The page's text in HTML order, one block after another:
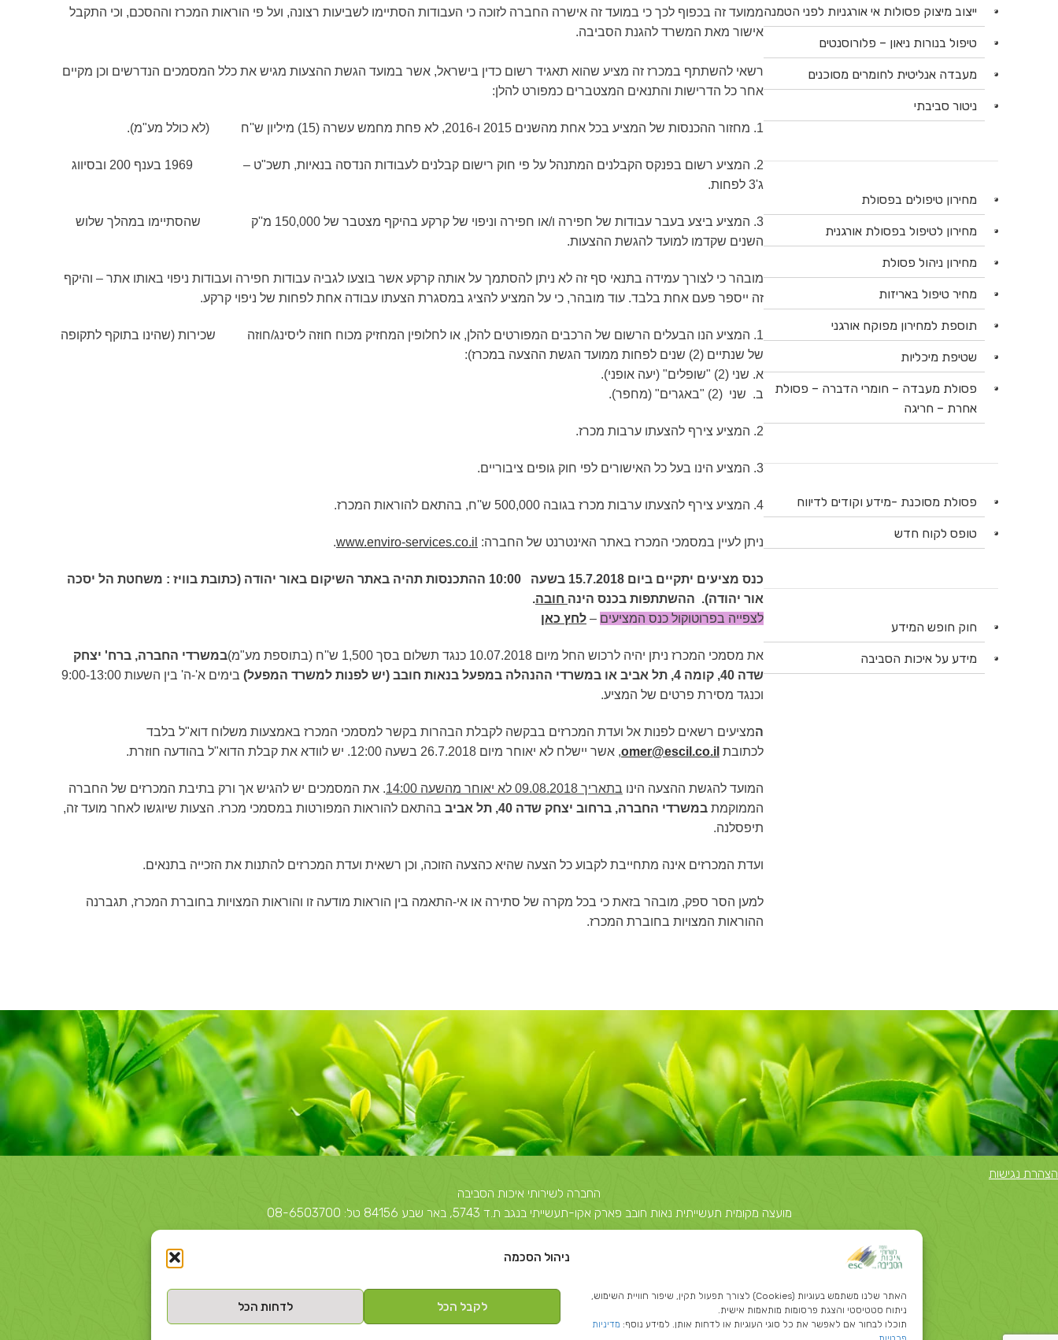
ניהול הסכמה
האתר שלנו משתמש בעוגיות (Cookies) לצורך תפעול תקין, שיפור חוויית השימוש,
ניתוח סטטיסטי והצגת פרסומות מותאמות אישית.
תוכלו לבחור אם לאפשר את כל סוגי העוגיות או לדחות אותן. למידע נוסף: מדיניות
לקבל הכל לדחות הכל
ממועד זה בכפוף לכך כי במועד זה אישרה החברה לזוכה כי העבודות הסתיימו לשביעות רצונה, ועל פי הוראות המכרז וההסכם, וכי התקבל
אישור מאת המשרד להגנת הסביבה.
רשאי להשתתף במכרז זה מציע שהוא תאגיד רשום כדין בישראל, אשר במועד הגשת ההצעות מגיש את כלל המסמכים הנדרשים וכן מקיים
אחר כל הדרישות והתנאים המצטברים כמפורט להלן:
1. מחזור ההכנסות של המציע בכל אחת מהשנים 2015 ו-2016, לא פחת מחמש עשרה (15) מיליון ש''ח (לא כולל מע"מ).
2. המציע רשום בפנקס הקבלנים המתנהל על פי חוק רישום קבלנים לעבודות הנדסה בנאיות, תשכ"ט – 1969 בענף 200 ובסיווג
ג'3 לפחות.
3. המציע ביצע בעבר עבודות של חפירה ו/או חפירה וניפוי של קרקע בהיקף מצטבר של 150,000 מ''ק שהסתיימו במהלך שלוש
השנים שקדמו למועד להגשת ההצעות.
מובהר כי לצורך עמידה בתנאי סף זה לא ניתן להסתמך על אותה קרקע אשר בוצעו לגביה עבודות חפירה ועבודות ניפוי באותו אתר – והיקף
זה ייספר פעם אחת בלבד. עוד מובהר, כי על המציע להציג במסגרת הצעתו עבודה אחת לפחות של ניפוי קרקע.
1. המציע הנו הבעלים הרשום של הרכבים המפורטים להלן, או לחלופין המחזיק מכוח חוזה ליסינג/חוזה שכירות (שהינו בתוקף לתקופה
של שנתיים (2) שנים לפחות ממועד הגשת ההצעה במכרז):
א. שני (2) "שופלים" (יעה אופני).
ב. שני (2) "באגרים" (מחפר).
2. המציע צירף להצעתו ערבות מכרז.
3. המציע הינו בעל כל האישורים לפי חוק גופים ציבוריים.
4. המציע צירף להצעתו ערבות מכרז בגובה 500,000 ש''ח, בהתאם להוראות המכרז.
ניתן לעיין במסמכי המכרז באתר האינטרנט של החברה: www.enviro-services.co.il
.
כנס מציעים יתקיים ביום 15.7.2018 בשעה 10:00 ההתכנסות תהיה באתר השיקום באור יהודה (
כתובת בוויז : משחטת הל יסכה
אור יהודה). ההשתתפות בכנס הינה חובה.
לצפייה בפרוטוקול כנס המציעים – לחץ כאן
את מסמכי המכרז ניתן יהיה לרכוש החל מיום 10.07.2018 כנגד תשלום בסך 1,500 ש''ח (בתוספת מע"מ)
במשרדי החברה, ברח' יצחק
שדה 40, קומה 4, תל אביב או במשרדי ההנהלה במפעל בנאות חובב (יש לפנות למשרד המפעל)
בימים א'-ה' בין השעות 9:00-13:00
וכנגד מסירת פרטים של המציע.
המציעים רשאים לפנות אל ועדת המכרזים בבקשה לקבלת הבהרות בקשר למסמכי המכרז באמצעות משלוח דוא"ל בלבד
לכתובת omer@escil.co.il, אשר יישלח לא יאוחר מיום 26.7.2018 בשעה 12:00. יש לוודא את קבלת הדוא"ל בהודעה חוזרת.
המועד להגשת ההצעה הינו בתאריך 09.08.2018 לא יאוחר מהשעה 14:00
. את המסמכים יש להגיש אך ורק בתיבת המכרזים של החברה
הממוקמת במשרדי החברה, ברחוב יצחק שדה 40, תל אביב
בהתאם להוראות המפורטות במסמכי מכרז. הצעות שיוגשו לאחר מועד זה,
תיפסלנה.
ועדת המכרזים אינה מתחייבת לקבוע כל הצעה שהיא כהצעה הזוכה, וכן רשאית ועדת המכרזים להתנות את הזכייה בתנאים.
למען הסר ספק, מובהר בזאת כי בכל מקרה של סתירה או אי-התאמה בין הוראות מודעה זו והוראות המצויות בחוברת המכרז, תגברנה
ההוראות המצויות בחוברת המכרז.
ייצוב מיצוק פסולות אי אורגניות לפני הטמנה
טיפול בנורות ניאון – פלורוסנטים
מעבדה אנליטית לחומרים מסוכנים
ניטור סביבתי
מחירון טיפולים בפסולת
מחירון לטיפול בפסולת אורגנית
מחירון ניהול פסולת
מחיר טיפול באריזות
תוספת למחירון מפוקח אורגני
שטיפת מיכליות
פסולת מעבדה – חומרי הדברה – פסולת
אחרת – חריגה
פסולת מסוכנת -מידע וקודים לדיווח
טופס לקוח חדש
חוק חופש המידע
מידע על איכות הסביבה
הצהרת נגישות
החברה לשירותי איכות הסביבה
מועצה מקומית תעשייתית נאות חובב פארק אקו-תעשייתי בנגב ת.ד 5743, באר שבע 84156 טל: 08-6503700